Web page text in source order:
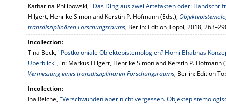
Katharina Philipowski, "Das Ding aus zwei Artefakten oder:
Hilgert, Henrike Simon and Kerstin P. Hofmann (Eds.),
transdisziplinären Forschungsraums, Berlin: Edition Topoi, 2018,
Incollection:
Tina Beck, "Postkoloniale Objektepistemologien? Homi Bhabhas
Überblick", in: Markus Hilgert, Henrike Simon and Kerstin P. Hofmann
Vermessung eines transdisziplinären Forschungsraums, Berlin: Edition
Incollection:
Ina Reiche, "Verschwunden aber nicht vergessen.